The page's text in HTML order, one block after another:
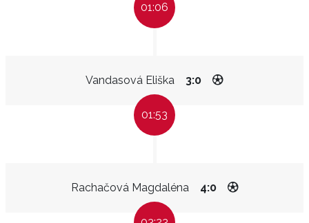
01:06
Vandasová Eliška 3:0
01:53
Rachačová Magdaléna 4:0